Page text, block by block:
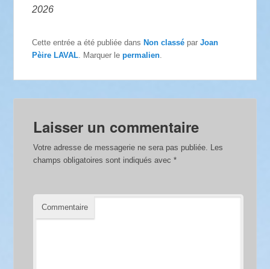
2026
Cette entrée a été publiée dansNon classé parJoan
Pèire LAVAL . Marquer lepermalien
Laisser un commentaire
Votre adresse de messagerie ne sera pas publiée. Les
champs obligatoires sont indiqués avec*
Commentaire